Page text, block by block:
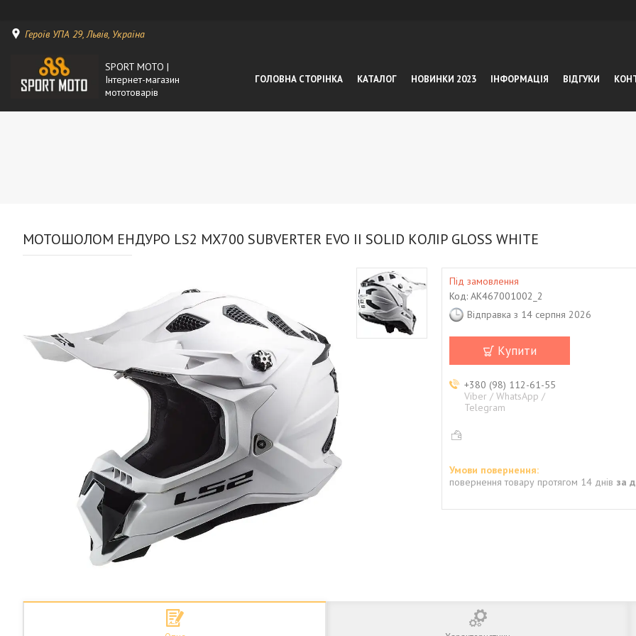
Героїв УПА 29, Львів, Україна
SPORT MOTO |
Інтернет-магазин
мототоварів
ГОЛОВНА СТОРІНКА КАТАЛОГ НОВИНКИ 2023 ІНФОРМАЦІЯ ВІДГУКИ
МОТОШОЛОМ ЕНДУРО LS2 MX700 SUBVERTER EVO II SOLID КОЛІР GLOSS WHITE
Під замовлення
Код: AK467001002_2
Відправка з 14 серпня 2026
Купити
+380 (98) 112-61-55
Viber / WhatsApp /
Telegram
повернення товару протягом 14 днів за